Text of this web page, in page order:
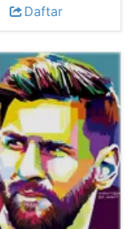
Daftar